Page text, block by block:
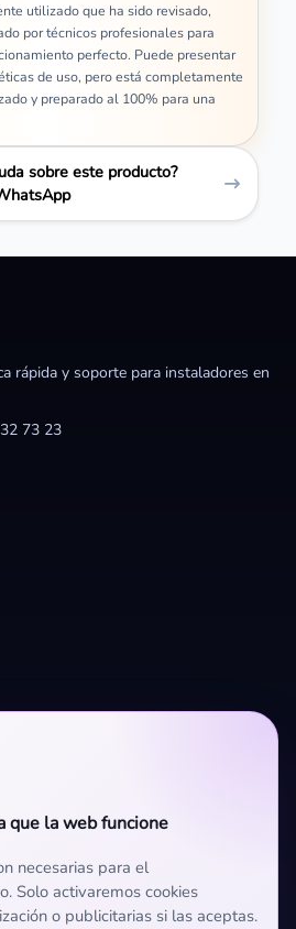
utilizado que ha sido revisado,
por técnicos profesionales para
perfecto. Puede presentar
de uso, pero está completamente
y preparado al 100% para una
sobre este producto?
que la web funcione
necesarias para el
Solo activaremos cookies
o publicitarias si las aceptas.
rápida y soporte para instaladores en
73 23